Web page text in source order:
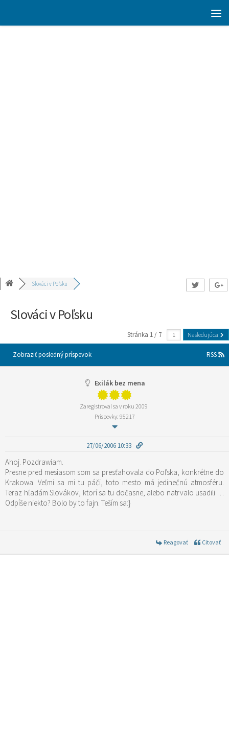
Slováci v Poľsku
Slováci v Poľsku
Stránka 1 / 7 Nasledujúca
Zobraziť posledný príspevok RSS
Exilák bez mena
Zaregistroval sa v roku 2009
Príspevky: 95217
27/06/2006 10:33
Ahoj. Pozdrawiam.
Presne pred mesiasom som sa presťahovala do Poľska, konkrétne do
Krakowa. Veľmi sa mi tu páči, toto mesto má jedinečnú atmosféru.
Teraz hľadám Slovákov, ktorí sa tu dočasne, alebo natrvalo usadili …
Odpíše niekto? Bolo by to fajn. Teším sa:}
Reagovať Citovať